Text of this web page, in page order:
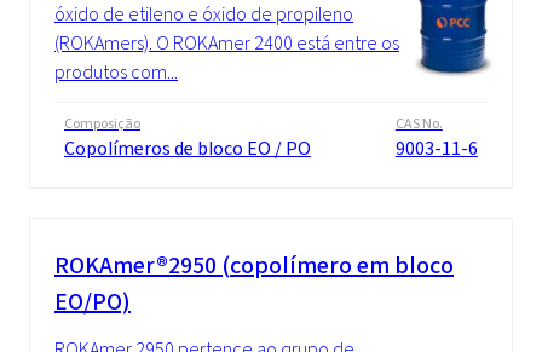
óxido de etileno e óxido de propileno
(ROKAmers). O ROKAmer 2400 está entre os
produtos com...
Composição
Copolímeros de bloco EO / PO
CAS No.
9003-11-6
ROKAmer®2950 (copolímero em bloco
EO/PO)